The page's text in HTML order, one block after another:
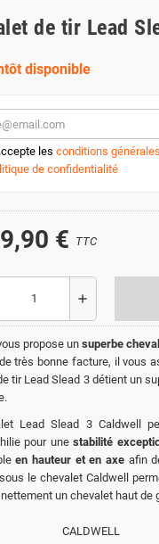
de tir Lead
disponible
les conditions
de confidentialité
€ TTC
add
propose un superbe
très bonne facture, il vous
tir Lead Slead 3 détient un
Lead Slead 3 Caldwell
pour unestabilité
en hauteur et en axeafin
le chevalet Caldwell
un chevalet haut de
CALDWELL